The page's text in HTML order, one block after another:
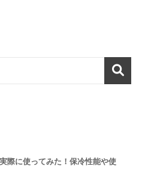
際に使ってみた！保冷性能や使